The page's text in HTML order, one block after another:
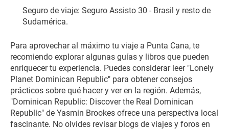
Seguro de viaje: Seguro Assisto 30 - Brasil y resto de
Sudamérica.
Para aprovechar al máximo tu viaje a Punta Cana, te
recomiendo explorar algunas guías y libros que pueden
enriquecer tu experiencia. Puedes considerar leer "Lonely
Planet Dominican Republic" para obtener consejos
prácticos sobre qué hacer y ver en la región. Además,
"Dominican Republic: Discover the Real Dominican
Republic" de Yasmin Brookes ofrece una perspectiva local
fascinante. No olvides revisar blogs de viajes y foros en